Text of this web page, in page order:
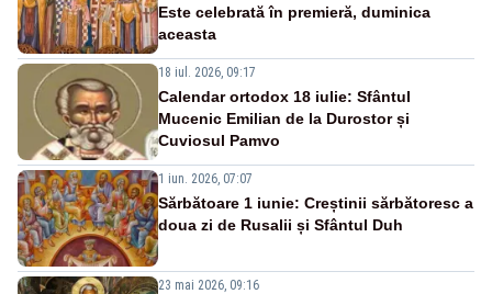
Este celebrată în premieră, duminica
aceasta
18 iul. 2026, 09:17
Calendar ortodox 18 iulie: Sfântul
Mucenic Emilian de la Durostor și
Cuviosul Pamvo
1 iun. 2026, 07:07
Sărbătoare 1 iunie: Creștinii sărbătoresc a
doua zi de Rusalii și Sfântul Duh
23 mai 2026, 09:16